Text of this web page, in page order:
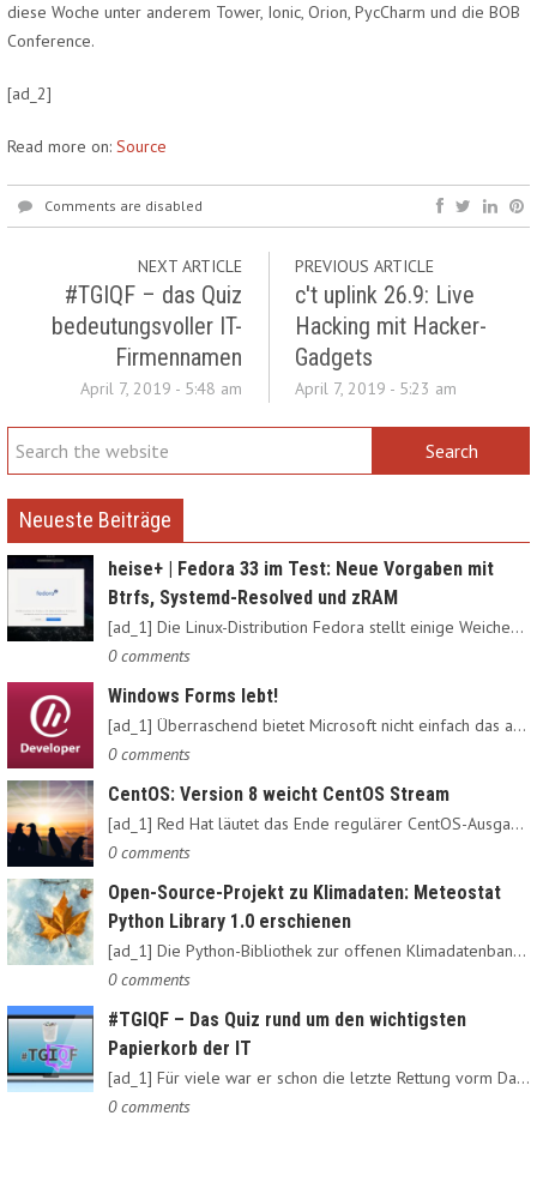
diese Woche unter anderem Tower, Ionic, Orion, PycCharm und die BOB
Conference.
[ad_2]
Read more on: Source
Comments are disabled
NEXT ARTICLE
#TGIQF – das Quiz
bedeutungsvoller IT-
Firmennamen
April 7, 2019 - 5:48 am
PREVIOUS ARTICLE
c't uplink 26.9: Live
Hacking mit Hacker-
Gadgets
April 7, 2019 - 5:23 am
Neueste Beiträge
heise+ | Fedora 33 im Test: Neue Vorgaben mit
Btrfs, Systemd-Resolved und zRAM
[ad_1] Die Linux-Distribution Fedora stellt einige Weichen neu:…
0 comments
Windows Forms lebt!
[ad_1] Überraschend bietet Microsoft nicht einfach das alte…
0 comments
CentOS: Version 8 weicht CentOS Stream
[ad_1] Red Hat läutet das Ende regulärer CentOS-Ausgaben ein:…
0 comments
Open-Source-Projekt zu Klimadaten: Meteostat
Python Library 1.0 erschienen
[ad_1] Die Python-Bibliothek zur offenen Klimadatenbank Meteostat…
0 comments
#TGIQF – Das Quiz rund um den wichtigsten
Papierkorb der IT
[ad_1] Für viele war er schon die letzte Rettung vorm Daten-Nirvana:…
0 comments